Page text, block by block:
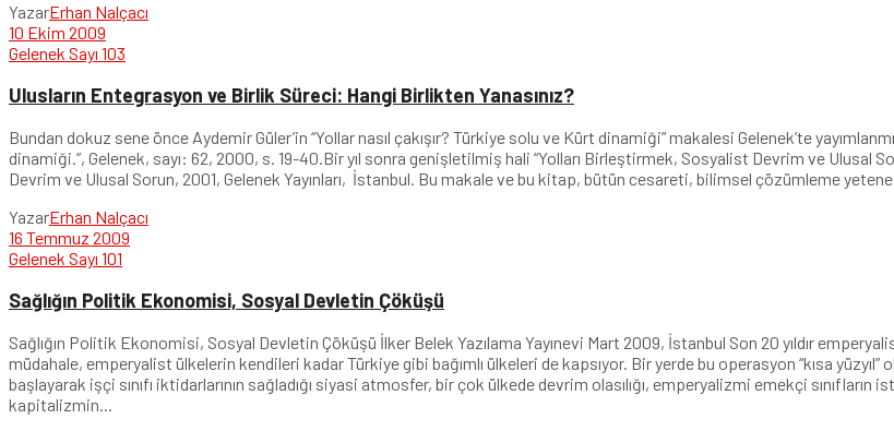
YazarErhan Nalçacı
10 Ekim 2009
Gelenek Sayı 103
Ulusların Entegrasyon ve Birlik Süreci: Hangi Birlikten Yanasınız?
Bundan dokuz sene önce Aydemir Güler’in “Yollar nasıl çakışır? Türkiye solu ve Kürt dinamiği” makalesi Gelenek’te
dinamiği.”, Gelenek, sayı: 62, 2000, s. 19-40.Bir yıl sonra genişletilmiş hali “Yolları Birleştirmek, Sosyalist Devrim ve Ulusal
Devrim ve Ulusal Sorun, 2001, Gelenek Yayınları, İstanbul. Bu makale ve bu kitap, bütün cesareti, bilimsel çözümleme
YazarErhan Nalçacı
16 Temmuz 2009
Gelenek Sayı 101
Sağlığın Politik Ekonomisi, Sosyal Devletin Çöküşü
Sağlığın Politik Ekonomisi, Sosyal Devletin Çöküşü İlker Belek Yazılama Yayınevi Mart 2009, İstanbul Son 20 yıldır
müdahale, emperyalist ülkelerin kendileri kadar Türkiye gibi bağımlı ülkeleri de kapsıyor. Bir yerde bu operasyon “kısa yüzyıl”
başlayarak işçi sınıfı iktidarlarının sağladığı siyasi atmosfer, bir çok ülkede devrim olasılığı, emperyalizmi emekçi sınıfların
kapitalizmin...